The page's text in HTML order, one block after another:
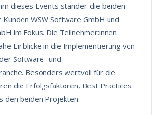
dieses Events standen die beiden
WSW Software GmbH und
im Fokus. Die Teilnehmer:innen
Einblicke in die Implementierung von
Software- und
Besonders wertvoll für die
die Erfolgsfaktoren, Best Practices
den beiden Projekten.